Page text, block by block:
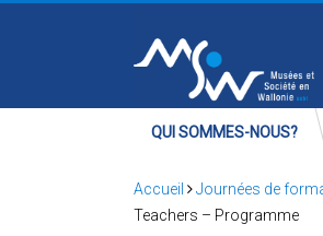
QUI SOMMES-NOUS?
Accueil Journées de
Teachers – Programme